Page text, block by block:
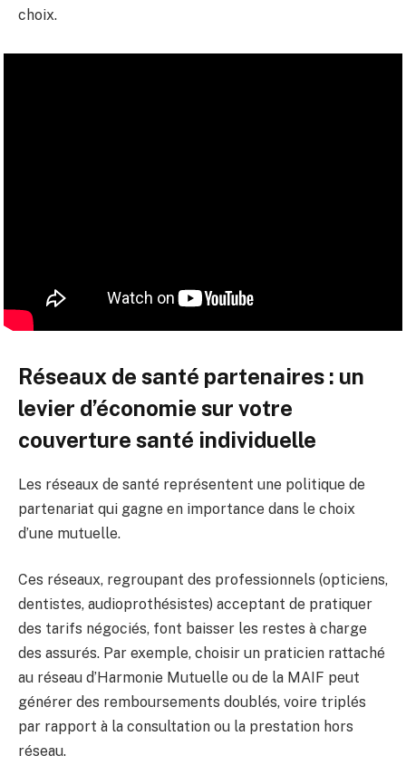
choix.
Réseaux de santé partenaires : un
levier d’économie sur votre
couverture santé individuelle
Les réseaux de santé représentent une politique de
partenariat qui gagne en importance dans le choix
d’une mutuelle.
Ces réseaux, regroupant des professionnels (opticiens,
dentistes, audioprothésistes) acceptant de pratiquer
des tarifs négociés, font baisser les restes à charge
des assurés. Par exemple, choisir un praticien rattaché
au réseau d’Harmonie Mutuelle ou de la MAIF peut
générer des remboursements doublés, voire triplés
par rapport à la consultation ou la prestation hors
réseau.